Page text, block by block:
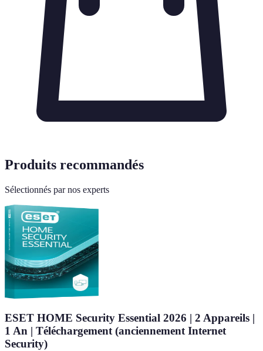
Produits recommandés
Sélectionnés par nos experts
ESET HOME Security Essential 2026 | 2 Appareils |
1 An | Téléchargement (anciennement Internet
Security)